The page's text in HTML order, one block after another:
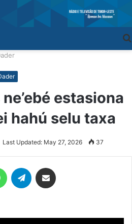
estasiona
hahú selu taxa
Last Updated: May 27, 2026 37